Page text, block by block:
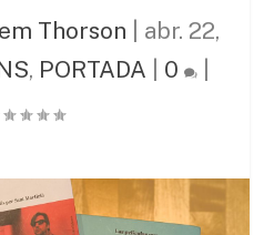
Thorson
abr. 22,
, PORTADA 0 |